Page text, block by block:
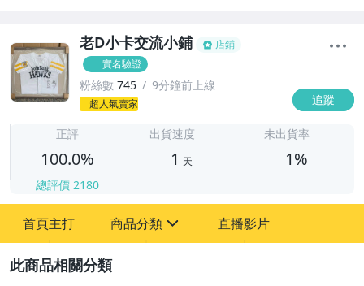
老D小卡交流小鋪
店鋪
實名驗證
粉絲數 745 9分鐘前上線
超人氣賣家 追蹤
正評
100.0%
總評價 2180
出貨速度
1 天
未出貨率
1%
首頁主打 商品分類
其它
直播影片